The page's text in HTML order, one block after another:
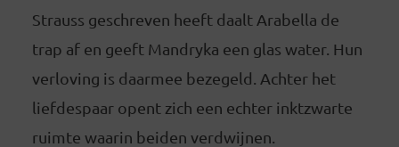
Strauss geschreven heeft daalt Arabella de
trap af en geeft Mandryka een glas water. Hun
verloving is daarmee bezegeld. Achter het
liefdespaar opent zich een echter inktzwarte
ruimte waarin beiden verdwijnen.